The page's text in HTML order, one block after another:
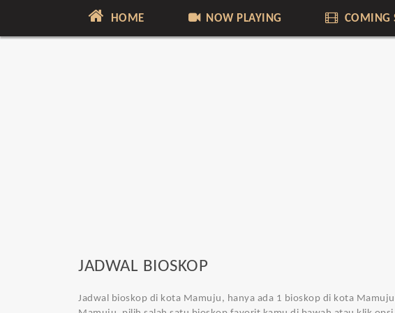
HOME NOW PLAYING COMING
JADWAL BIOSKOP
Jadwal bioskop di kota Mamuju , hanya ada 1 bioskop di kota